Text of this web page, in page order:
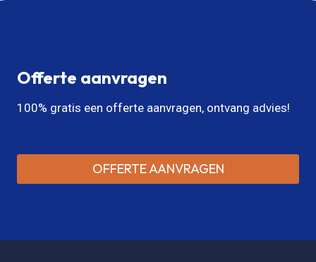
Offerte aanvragen
100% gratis een offerte aanvragen, ontvang advies!
OFFERTE AANVRAGEN